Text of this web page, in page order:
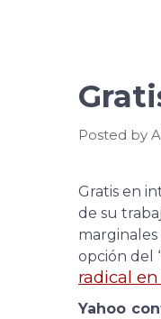
Posted by
Gratis en
de su
opción del
radical
Yahoo